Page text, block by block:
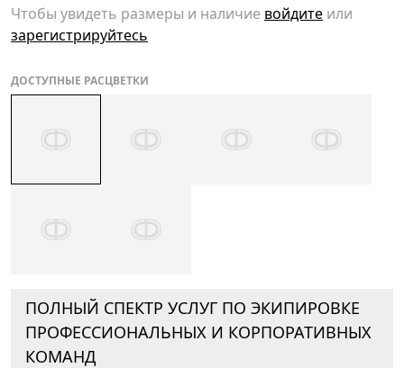
Чтобы увидеть размеры и наличие войдите или
зарегистрируйтесь
ДОСТУПНЫЕ РАСЦВЕТКИ
ПОЛНЫЙ СПЕКТР УСЛУГ ПО ЭКИПИРОВКЕ
ПРОФЕССИОНАЛЬНЫХ И КОРПОРАТИВНЫХ
КОМАНД